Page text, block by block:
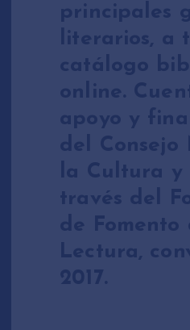
principales
literarios, a
catálogo
online.
apoyo y
del
la Cultura y
través del
de
Lectura,
2017.